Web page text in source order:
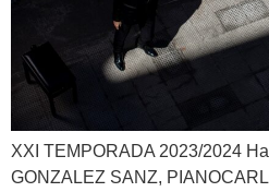
XXI TEMPORADA 2023/2024
GONZALEZ SANZ,